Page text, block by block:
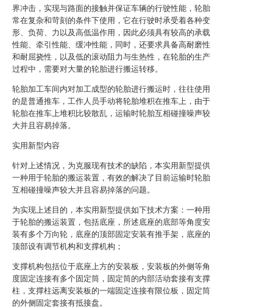
界冲击，实现与路面的接触并保证车辆的行驶性能，轮胎
常在复杂和苛刻的条件下使用，它在行驶时承受着各种变
形、负荷、力以及高低温作用，因此必须具有较高的承载
性能、牵引性能、缓冲性能，同时，还要求具备高耐磨性
和耐屈挠性，以及低的滚动阻力与生热性，在轮胎的生产
过程中，需要对大量的轮胎进行搬运转移。
轮胎加工车间内对加工成型的轮胎进行搬运时，往往使用
的是普通推车，工作人员手动将轮胎堆积在推车上，由于
轮胎在推车上堆积比较散乱，运输时轮胎互相碰撞噪声较
大并且容易掉落。
实用新型内容
针对上述情况，为克服现有技术的缺陷，本实用新型提供
一种用于轮胎的搬运装置，有效的解决了目前运输时轮胎
互相碰撞噪声较大并且容易掉落的问题。
为实现上述目的，本实用新型提供如下技术方案：一种用
于轮胎的搬运装置，包括底座，所述底座的底部等角度安
装有多个万向轮，底座的顶部固定安装有推手架，底座的
顶部设有调节机构和支撑机构；
支撑机构包括位于底座上方的安装板，安装板的外侧等角
度固定连接有多个固定筒，固定筒的内部活动套接有支撑
柱，支撑柱远离安装板的一端固定连接有限位板，固定筒
的外侧固定套接有抵接盘。